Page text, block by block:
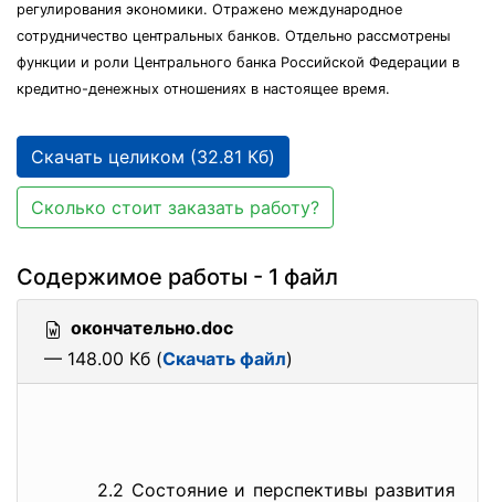
регулирования экономики. Отражено международное
сотрудничество центральных банков. Отдельно рассмотрены
функции и роли Центрального банка Российской Федерации в
кредитно-денежных отношениях в настоящее время.
Скачать целиком (32.81 Кб)
Сколько стоит заказать работу?
Содержимое работы - 1 файл
окончательно.doc
— 148.00 Кб (Скачать файл)
2.2 Состояние и перспективы развития